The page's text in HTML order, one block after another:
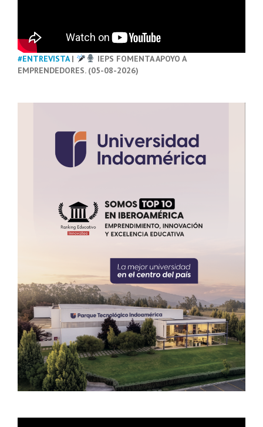
#ENTREVISTA|
IEPS FOMENTA APOYO A
EMPRENDEDORES. (05-08-2026)